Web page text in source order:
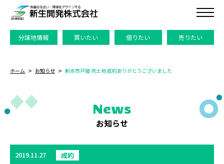
分譲地情報 買いたい 借りたい 売りたい
ホーム お知らせ 射水市戸破 売土地 成約ありがとうございました
News
お知らせ
2019.11.27 成約